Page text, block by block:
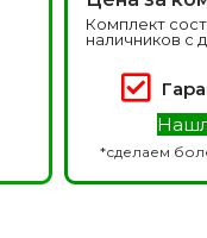
Комплект
наличников с
*сделаем